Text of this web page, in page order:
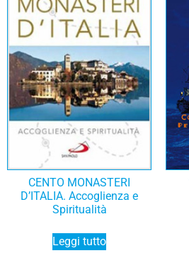
CENTO MONASTERI
D’ITALIA. Accoglienza e
Spiritualità
Leggi tutto